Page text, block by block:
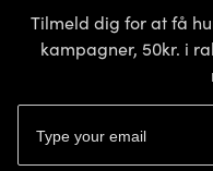
Tilmeld dig for at få
kampagner, 50kr. i